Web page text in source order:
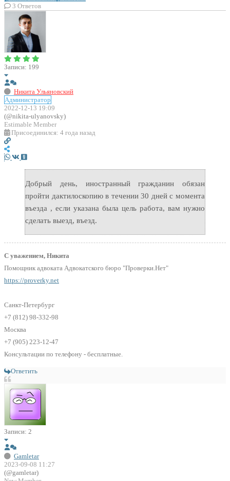
3 Ответов
Записи: 199
Никита Ульяновский
Администратор
2022-12-13 19:09
(@nikita-ulyanovsky)
Estimable Member
Присоединился: 4 года назад
Добрый день, иностранный гражданин обязан
пройти дактилоскопию в течении 30 дней с момента
въезда , если указана была цель работа, вам нужно
сделать выезд, въезд.
С уважением, Никита
Помощник адвоката Адвокатского бюро "Проверки.Нет"
https://proverky.net
Санкт-Петербург
+7 (812) 98-332-98
Москва
+7 (905) 223-12-47
Консультации по телефону - бесплатные.
Ответить
Записи: 2
Gamletar
2023-09-08 11:27
(@gamletar)